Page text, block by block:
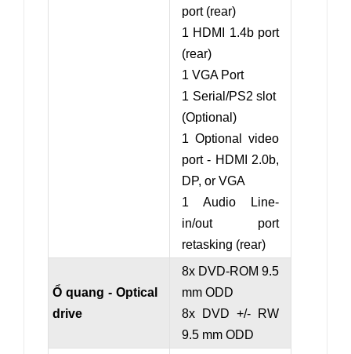
port (rear)
1 HDMI 1.4b port
(rear)
1 VGA Port
1 Serial/PS2 slot
(Optional)
1 Optional video
port - HDMI 2.0b,
DP, or VGA
1 Audio Line-
in/out port
retasking (rear)
Ổ quang - Optical
drive
8x DVD-ROM 9.5
mm ODD
8x DVD +/- RW
9.5 mm ODD